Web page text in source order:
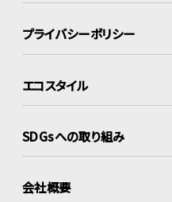
プライバシーポリシー
エコスタイル
SDGsへの取り組み
会社概要